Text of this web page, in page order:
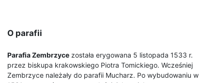
O parafii
Parafia Zembrzyce została erygowana 5 listopada 1533 r.
przez biskupa krakowskiego Piotra Tomickiego. Wcześniej
Zembrzyce należały do parafii Mucharz. Po wybudowaniu w